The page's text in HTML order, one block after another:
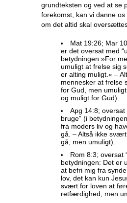
grundteksten og ved at se
forekomst, kan vi danne os
om det altid skal
Mat 19:26; Mar
er det oversat med
betydningen »For
umuligt at frelse sig
er alting muligt.« –
mennesker at frelse
for Gud, men
og muligt for Gud).
Apg 14:8; oversat
bruge” (i
fra moders liv og
gå. – Altså ikke
gå, men umuligt).
Rom 8:3; oversat
betydningen: Det er
at befri mig fra
lov, det kan kun
svært for loven at
retfærdighed, men